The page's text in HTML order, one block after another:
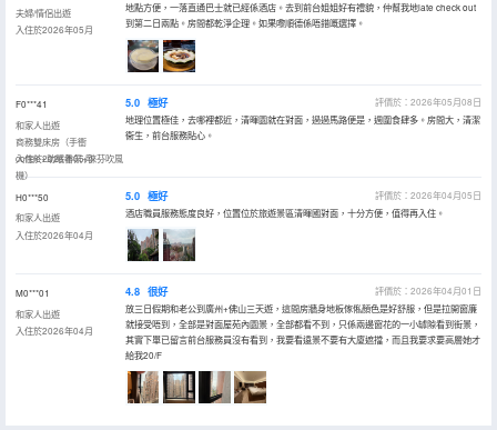
夫婦/情侶出遊
入住於2026年05月
地點方便，一落直通巴士就已經係酒店。去到前台姐姐好有禮貌，仲幫我地late check out
到第二日兩點。房間都乾淨企理。如果嚟順德係唔錯嘅選擇。
F0***41
和家人出遊
商務雙床房（手衝
coffee+助眠香氛+徠芬吹風
機）
入住於2026年05月
5.0 極好
評價於：2026年05月08日
地理位置極佳，去哪裡都近，清暉園就在對面，過過馬路便是，週圍食肆多。房間大，清潔
衞生，前台服務貼心。
H0***50
和家人出遊
入住於2026年04月
5.0 極好
評價於：2026年04月05日
酒店職員服務態度良好，位置位於旅遊景區清暉國對面，十分方便，值得再入住。
M0***01
和家人出遊
入住於2026年04月
4.8 很好
評價於：2026年04月01日
放三日假期和老公到廣州+佛山三天遊，這間房牆身地板傢俬顏色是好舒服，但是拉開窗廉
就接受唔到，全部是對面屋苑內園景，全部都看不到，只係兩邊窗花的一小罅隙看到街景，
其實下單已留言前台服務員沒有看到，我要看遠景不要有大廈遮擋，而且我要求要高層她才
給我20/F